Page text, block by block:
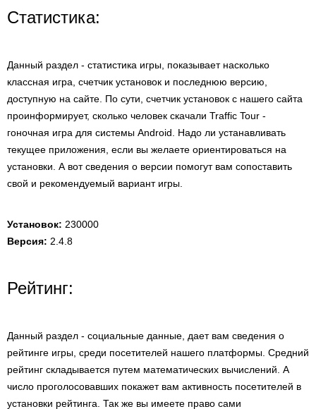
Статистика:
Данный раздел - статистика игры, показывает насколько
классная игра, счетчик установок и последнюю версию,
доступную на сайте. По сути, счетчик установок с нашего сайта
проинформирует, сколько человек скачали Traffic Tour -
гоночная игра для системы Android. Надо ли устанавливать
текущее приложения, если вы желаете ориентироваться на
установки. А вот сведения о версии помогут вам сопоставить
свой и рекомендуемый вариант игры.
Установок: 230000
Версия: 2.4.8
Рейтинг:
Данный раздел - социальные данные, дает вам сведения о
рейтинге игры, среди посетителей нашего платформы. Средний
рейтинг складывается путем математических вычислений. А
число проголосовавших покажет вам активность посетителей в
установки рейтинга. Так же вы имеете право сами